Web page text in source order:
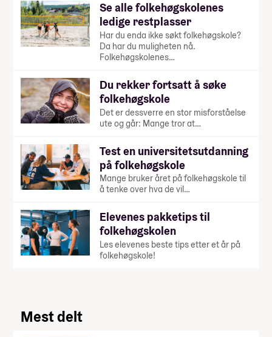
Se alle folkehøgskolenes
ledige restplasser
Har du enda ikke søkt folkehøgskole?
Da har du muligheten nå.
Folkehøgskolenes…
Du rekker fortsatt å søke
folkehøgskole
Det er dessverre en stor misforståelse
ute og går: Mange tror at…
Test en universitetsutdanning
på folkehøgskole
Mange bruker året på folkehøgskole til
å tenke over hva de vil…
Elevenes pakketips til
folkehøgskolen
Les elevenes beste tips etter et år på
folkehøgskole!
Mest delt